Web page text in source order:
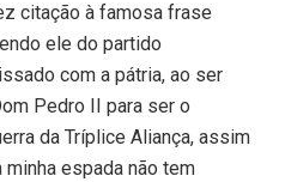
citação à famosa frase
ele do partido
com a pátria, ao ser
Pedro II para ser o
da Tríplice Aliança, assim
minha espada não tem